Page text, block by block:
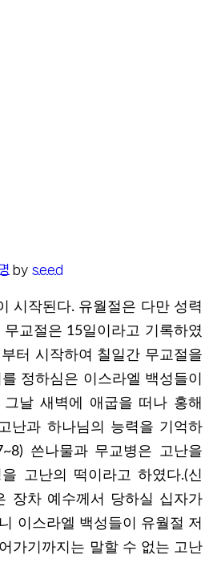
by seed
시작된다. 유월절은 다만 성력
교절은 15일이라고 기록하였
터 시작하여 칠일간 무교절을
정하심은 이스라엘 백성들이
날 새벽에 애굽을 떠나 홍해
난과 하나님의 능력을 기억하
쓴나물과 무교병은 고난을
고난의 떡이라고 하였다.(신
장차 예수께서 당하실 십자가
이스라엘 백성들이 유월절 저
가기까지는 말할 수 없는 고난